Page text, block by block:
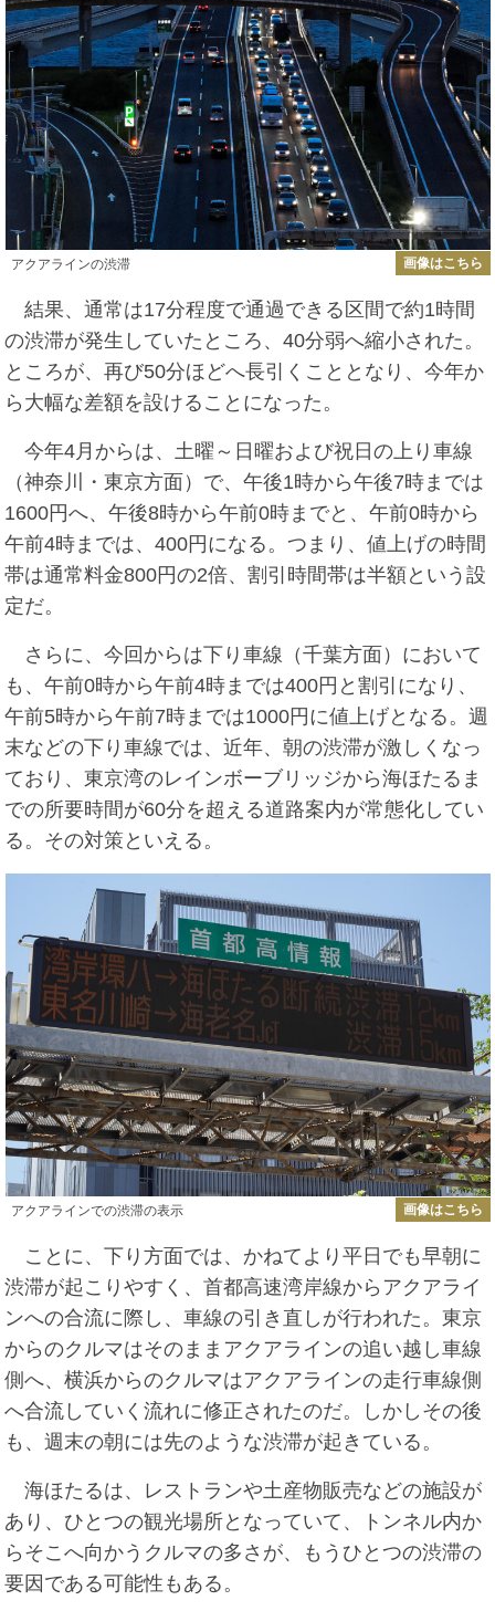
アクアラインの渋滞 画像はこちら
結果、通常は17分程度で通過できる区間で約1時間
の渋滞が発生していたところ、40分弱へ縮小された。
ところが、再び50分ほどへ長引くこととなり、今年か
ら大幅な差額を設けることになった。
今年4月からは、土曜～日曜および祝日の上り車線
（神奈川・東京方面）で、午後1時から午後7時までは
1600円へ、午後8時から午前0時までと、午前0時から
午前4時までは、400円になる。つまり、値上げの時間
帯は通常料金800円の2倍、割引時間帯は半額という設
定だ。
さらに、今回からは下り車線（千葉方面）において
も、午前0時から午前4時までは400円と割引になり、
午前5時から午前7時までは1000円に値上げとなる。週
末などの下り車線では、近年、朝の渋滞が激しくなっ
ており、東京湾のレインボーブリッジから海ほたるま
での所要時間が60分を超える道路案内が常態化してい
る。その対策といえる。
アクアラインでの渋滞の表示 画像はこちら
ことに、下り方面では、かねてより平日でも早朝に
渋滞が起こりやすく、首都高速湾岸線からアクアライ
ンへの合流に際し、車線の引き直しが行われた。東京
からのクルマはそのままアクアラインの追い越し車線
側へ、横浜からのクルマはアクアラインの走行車線側
へ合流していく流れに修正されたのだ。しかしその後
も、週末の朝には先のような渋滞が起きている。
海ほたるは、レストランや土産物販売などの施設が
あり、ひとつの観光場所となっていて、トンネル内か
らそこへ向かうクルマの多さが、もうひとつの渋滞の
要因である可能性もある。